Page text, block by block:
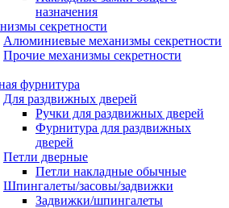
назначения
секретности
Алюминиевые механизмы секретности
Прочие механизмы секретности
фурнитура
Для раздвижных дверей
Ручки для раздвижных дверей
Фурнитура для раздвижных
дверей
Петли дверные
Петли накладные обычные
Шпингалеты/засовы/задвижки
Задвижки/шпингалеты